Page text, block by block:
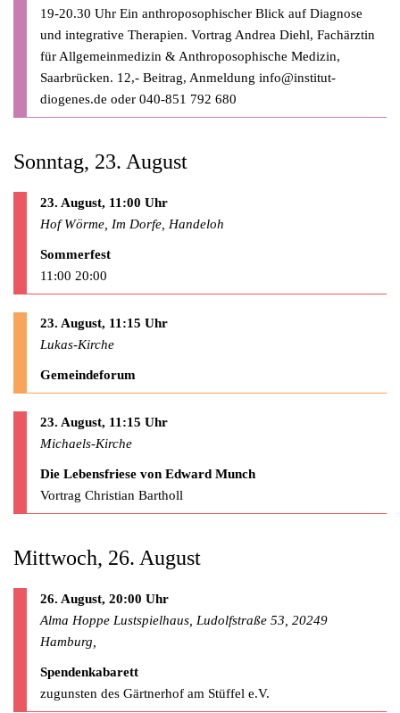
19-20.30 Uhr Ein anthroposophischer Blick auf Diagnose
und integrative Therapien. Vortrag Andrea Diehl, Fachärztin
für Allgemeinmedizin & Anthroposophische Medizin,
Saarbrücken. 12,- Beitrag, Anmeldung info@institut-
diogenes.de oder 040-851 792 680
Sonntag, 23. August
23. August, 11:00 Uhr
Hof Wörme, Im Dorfe, Handeloh
Sommerfest
11:00 20:00
23. August, 11:15 Uhr
Lukas-Kirche
Gemeindeforum
23. August, 11:15 Uhr
Michaels-Kirche
Die Lebensfriese von Edward Munch
Vortrag Christian Bartholl
Mittwoch, 26. August
26. August, 20:00 Uhr
Alma Hoppe Lustspielhaus, Ludolfstraße 53, 20249
Hamburg,
Spendenkabarett
zugunsten des Gärtnerhof am Stüffel e.V.